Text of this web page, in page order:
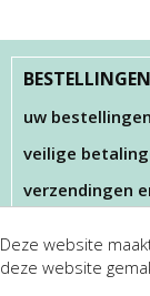
BESTELLINGEN
uw bestellingen
veilige
verzendingen
Deze website
deze website